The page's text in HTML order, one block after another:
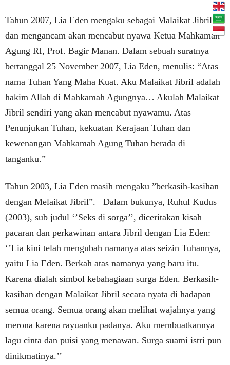
Tahun 2007, Lia Eden mengaku sebagai Malaikat Jibril
dan mengancam akan mencabut nyawa Ketua Mahkamah
Agung RI, Prof. Bagir Manan. Dalam sebuah suratnya
bertanggal 25 November 2007, Lia Eden, menulis: “Atas
nama Tuhan Yang Maha Kuat. Aku Malaikat Jibril adalah
hakim Allah di Mahkamah Agungnya… Akulah Malaikat
Jibril sendiri yang akan mencabut nyawamu. Atas
Penunjukan Tuhan, kekuatan Kerajaan Tuhan dan
kewenangan Mahkamah Agung Tuhan berada di
tanganku.”
Tahun 2003, Lia Eden masih mengaku ”berkasih-kasihan
dengan Melaikat Jibril”. Dalam bukunya, Ruhul Kudus
(2003), sub judul ‘’Seks di sorga’’, diceritakan kisah
pacaran dan perkawinan antara Jibril dengan Lia Eden:
‘’Lia kini telah mengubah namanya atas seizin Tuhannya,
yaitu Lia Eden. Berkah atas namanya yang baru itu.
Karena dialah simbol kebahagiaan surga Eden. Berkasih-
kasihan dengan Malaikat Jibril secara nyata di hadapan
semua orang. Semua orang akan melihat wajahnya yang
merona karena rayuanku padanya. Aku membuatkannya
lagu cinta dan puisi yang menawan. Surga suami istri pun
dinikmatinya.’’